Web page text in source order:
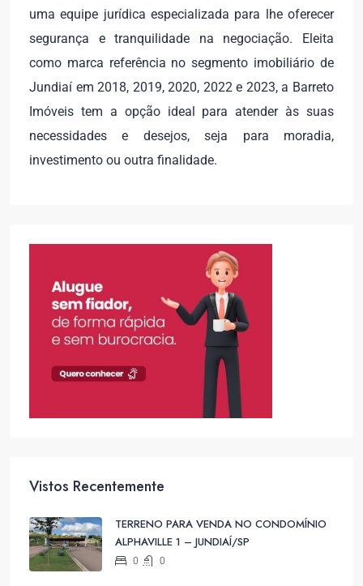
uma equipe jurídica especializada para lhe oferecer
segurança e tranquilidade na negociação. Eleita
como marca referência no segmento imobiliário de
Jundiaí em 2018, 2019, 2020, 2022 e 2023, a Barreto
Imóveis tem a opção ideal para atender às suas
necessidades e desejos, seja para moradia,
investimento ou outra finalidade.
Vistos Recentemente
TERRENO PARA VENDA NO CONDOMÍNIO
ALPHAVILLE 1 – JUNDIAÍ/SP
0 0